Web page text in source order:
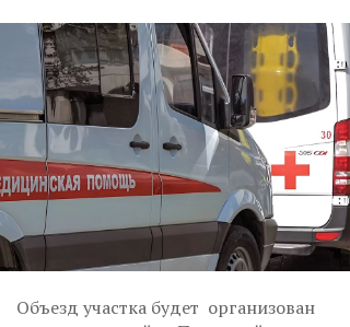
Объезд участка будет организован